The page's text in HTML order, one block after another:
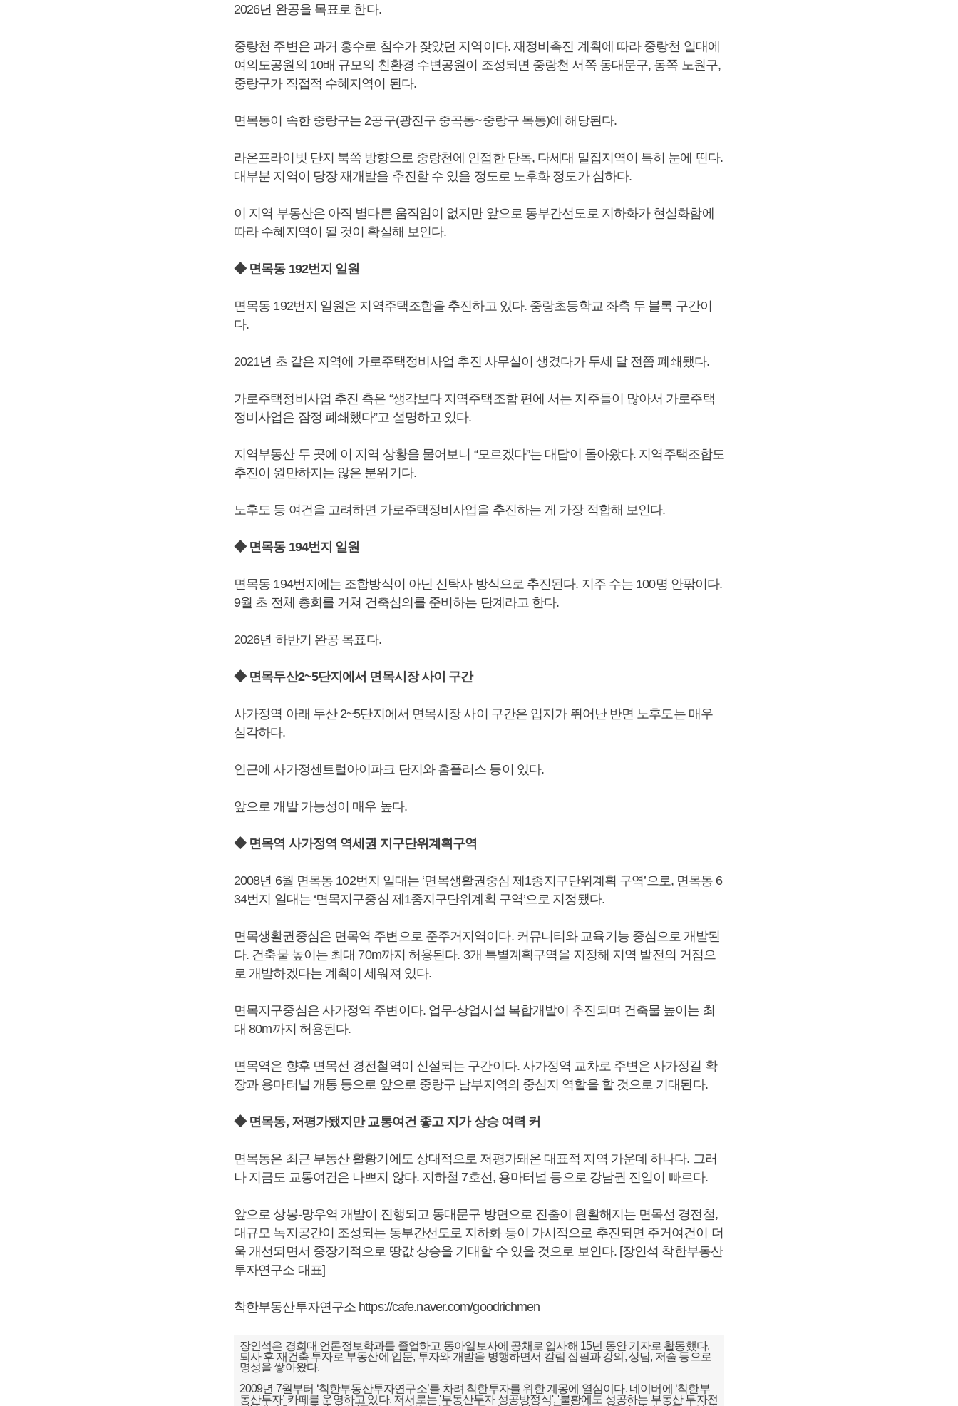
2026년 완공을 목표로 한다.
중랑천 주변은 과거 홍수로 침수가 잦았던 지역이다. 재정비촉진 계획에 따라 중랑천 일대에
여의도공원의 10배 규모의 친환경 수변공원이 조성되면 중랑천 서쪽 동대문구, 동쪽 노원구,
중랑구가 직접적 수혜지역이 된다.
면목동이 속한 중랑구는 2공구(광진구 중곡동~중랑구 목동)에 해당된다.
라온프라이빗 단지 북쪽 방향으로 중랑천에 인접한 단독, 다세대 밀집지역이 특히 눈에 띤다.
대부분 지역이 당장 재개발을 추진할 수 있을 정도로 노후화 정도가 심하다.
이 지역 부동산은 아직 별다른 움직임이 없지만 앞으로 동부간선도로 지하화가 현실화함에
따라 수혜지역이 될 것이 확실해 보인다.
◆ 면목동 192번지 일원
면목동 192번지 일원은 지역주택조합을 추진하고 있다. 중랑초등학교 좌측 두 블록 구간이
다.
2021년 초 같은 지역에 가로주택정비사업 추진 사무실이 생겼다가 두세 달 전쯤 폐쇄됐다.
가로주택정비사업 추진 측은 “생각보다 지역주택조합 편에 서는 지주들이 많아서 가로주택
정비사업은 잠정 폐쇄했다”고 설명하고 있다.
지역부동산 두 곳에 이 지역 상황을 물어보니 “모르겠다”는 대답이 돌아왔다. 지역주택조합도
추진이 원만하지는 않은 분위기다.
노후도 등 여건을 고려하면 가로주택정비사업을 추진하는 게 가장 적합해 보인다.
◆ 면목동 194번지 일원
면목동 194번지에는 조합방식이 아닌 신탁사 방식으로 추진된다. 지주 수는 100명 안팎이다.
9월 초 전체 총회를 거쳐 건축심의를 준비하는 단계라고 한다.
2026년 하반기 완공 목표다.
◆ 면목두산2~5단지에서 면목시장 사이 구간
사가정역 아래 두산 2~5단지에서 면목시장 사이 구간은 입지가 뛰어난 반면 노후도는 매우
심각하다.
인근에 사가정센트럴아이파크 단지와 홈플러스 등이 있다.
앞으로 개발 가능성이 매우 높다.
◆ 면목역 사가정역 역세권 지구단위계획구역
2008년 6월 면목동 102번지 일대는 ‘면목생활권중심 제1종지구단위계획 구역’으로, 면목동 6
34번지 일대는 ‘면목지구중심 제1종지구단위계획 구역’으로 지정됐다.
면목생활권중심은 면목역 주변으로 준주거지역이다. 커뮤니티와 교육기능 중심으로 개발된
다. 건축물 높이는 최대 70m까지 허용된다. 3개 특별계획구역을 지정해 지역 발전의 거점으
로 개발하겠다는 계획이 세워져 있다.
면목지구중심은 사가정역 주변이다. 업무-상업시설 복합개발이 추진되며 건축물 높이는 최
대 80m까지 허용된다.
면목역은 향후 면목선 경전철역이 신설되는 구간이다. 사가정역 교차로 주변은 사가정길 확
장과 용마터널 개통 등으로 앞으로 중랑구 남부지역의 중심지 역할을 할 것으로 기대된다.
◆ 면목동, 저평가됐지만 교통여건 좋고 지가 상승 여력 커
면목동은 최근 부동산 활황기에도 상대적으로 저평가돼온 대표적 지역 가운데 하나다. 그러
나 지금도 교통여건은 나쁘지 않다. 지하철 7호선, 용마터널 등으로 강남권 진입이 빠르다.
앞으로 상봉-망우역 개발이 진행되고 동대문구 방면으로 진출이 원활해지는 면목선 경전철,
대규모 녹지공간이 조성되는 동부간선도로 지하화 등이 가시적으로 추진되면 주거여건이 더
욱 개선되면서 중장기적으로 땅값 상승을 기대할 수 있을 것으로 보인다. [장인석 착한부동산
투자연구소 대표]
착한부동산투자연구소 https://cafe.naver.com/goodrichmen
장인석은 경희대 언론정보학과를 졸업하고 동아일보사에 공채로 입사해 15년 동안 기자로 활동했다.
퇴사 후 재건축 투자로 부동산에 입문, 투자와 개발을 병행하면서 칼럼 집필과 강의, 상담, 저술 등으로
명성을 쌓아왔다.
2009년 7월부터 ‘착한부동산투자연구소’를 차려 착한투자를 위한 계몽에 열심이다. 네이버에 ‘착한부
동산투자’ 카페를 운영하고 있다. 저서로는 '부동산투자 성공방정식', '불황에도 성공하는 부동산 투자전